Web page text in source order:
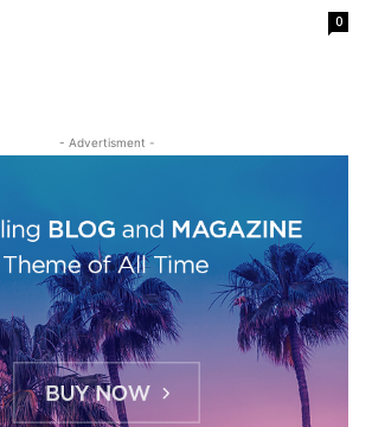
0
- Advertisment -